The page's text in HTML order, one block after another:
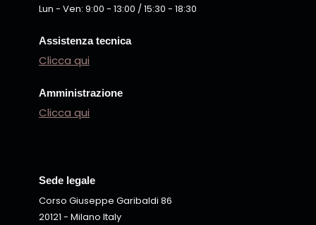
Lun - Ven: 9:00 - 13:00 / 15:30 - 18:30
Assistenza tecnica
Clicca qui
Amministrazione
Clicca qui
Sede legale
Corso Giuseppe Garibaldi 86
20121 - Milano Italy